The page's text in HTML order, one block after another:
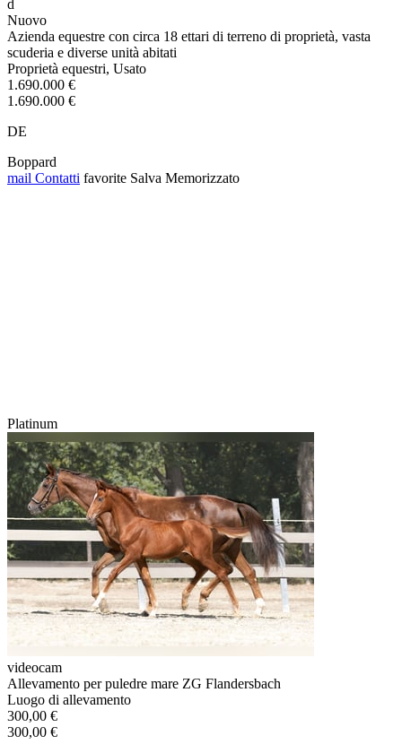
d
Nuovo
Azienda equestre con circa 18 ettari di terreno di proprietà, vasta
scuderia e diverse unità abitati
Proprietà equestri, Usato
1.690.000 €
1.690.000 €
DE
Boppard
mail Contatti favorite Salva Memorizzato
Platinum
videocam
Allevamento per puledre mare ZG Flandersbach
Luogo di allevamento
300,00 €
300,00 €